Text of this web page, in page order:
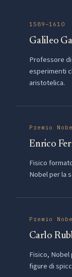
1589–1610
Galileo
Professore
esperimenti
aristotelica.
Premio
Enrico
Fisico
Nobel per la
Premio
Carlo
Fisico, Nobel
figure di